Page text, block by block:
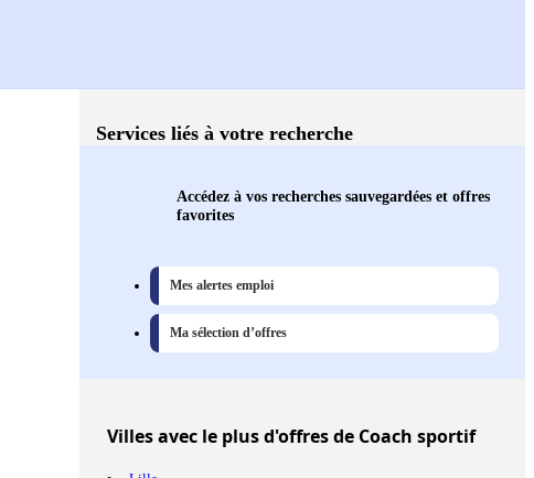
Services liés à votre recherche
Accédez à vos recherches sauvegardées et offres
favorites
Mes alertes emploi
Ma sélection d’offres
Villesavec le plus d'offres de Coach sportif